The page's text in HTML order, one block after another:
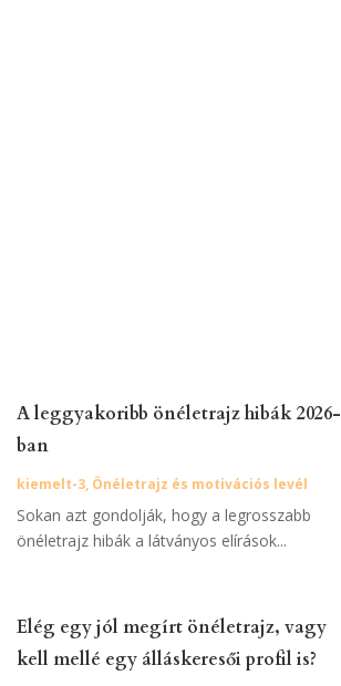
A leggyakoribb önéletrajz hibák 2026-
ban
kiemelt-3, Önéletrajz és motivációs levél
Sokan azt gondolják, hogy a legrosszabb
önéletrajz hibák a látványos elírások...
Elég egy jól megírt önéletrajz, vagy
kell mellé egy álláskeresői profil is?